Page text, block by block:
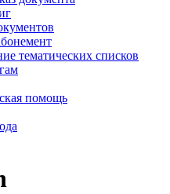
тематических списков
помощь